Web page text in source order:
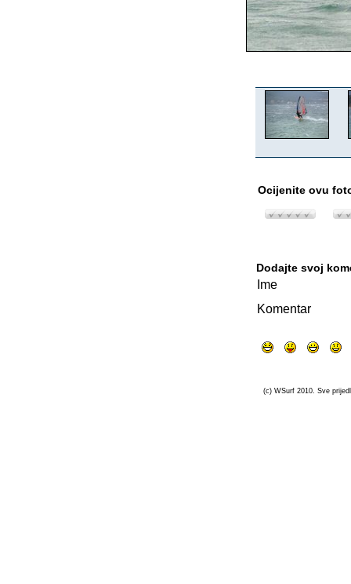
Ocijenite ovu
Dodajte svoj
Ime
Komentar
(c) WSurf 2010. Sve